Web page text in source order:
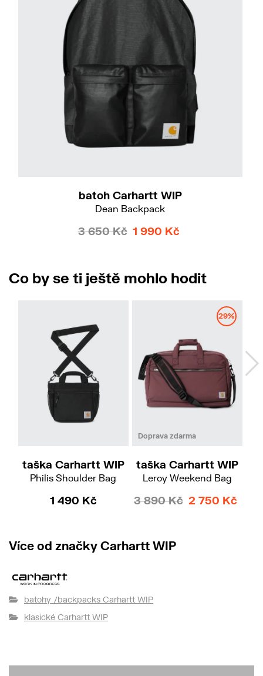
batoh Carhartt WIP
Dean Backpack
3 650 Kč 1 990 Kč
Co by se ti ještě mohlo hodit
taška Carhartt WIP
Philis Shoulder Bag
1 490 Kč
29%
Doprava zdarma
taška Carhartt WIP
Leroy Weekend Bag
3 890 Kč 2 750 Kč
Více od značky Carhartt WIP
batohy /backpacks Carhartt WIP
klasické Carhartt WIP